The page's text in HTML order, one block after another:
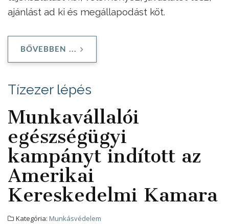
ajánlást ad ki és megállapodást köt.
BŐVEBBEN ...
Tízezer lépés
Munkavállalói
egészségügyi
kampányt indított az
Amerikai
Kereskedelmi Kamara
Kategória: Munkásvédelem